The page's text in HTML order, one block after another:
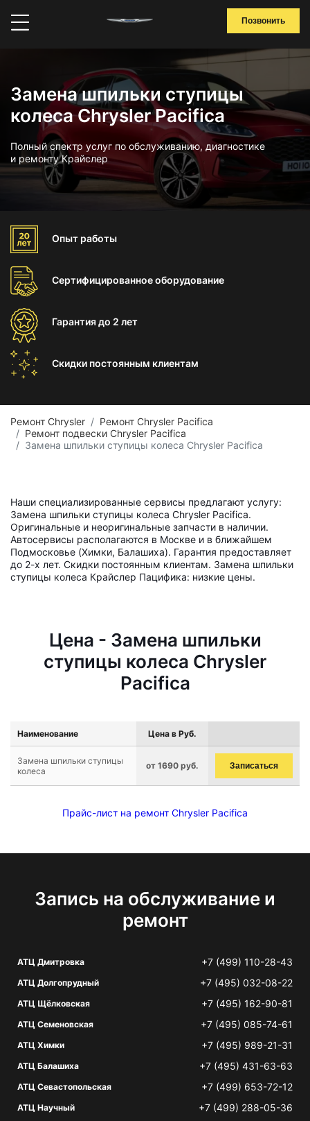
Позвонить
Замена шпильки ступицы
колеса Chrysler Pacifica
Полный спектр услуг по обслуживанию, диагностике
и ремонту Крайслер
Опыт работы
Сертифицированноеоборудование
Гарантиядо 2 лет
Скидки постоянным клиентам
Ремонт Chrysler
Ремонт Chrysler Pacifica
Ремонт подвески Chrysler Pacifica
Замена шпильки ступицы колеса Chrysler Pacifica
Наши специализированные сервисы предлагают услугу:
Замена шпильки ступицы колеса Chrysler Pacifica.
Оригинальные и неоригинальные запчасти в наличии.
Автосервисы располагаются в Москве и в ближайшем
Подмосковье (Химки, Балашиха). Гарантия предоставляет
до 2-х лет. Скидки постоянным клиентам. Замена шпильки
ступицы колеса Крайслер Пацифика: низкие цены.
Цена - Замена шпильки
ступицы колеса Chrysler
Pacifica
Наименование Цена в Руб.
Замена шпильки ступицы
колеса
от 1690 руб. Записаться
Прайс-лист на ремонт Chrysler Pacifica
Запись на обслуживание и
ремонт
АТЦ Дмитровка +7 (499) 110-28-43
АТЦ Долгопрудный +7 (495) 032-08-22
АТЦ Щёлковская +7 (495) 162-90-81
АТЦ Семеновская +7 (495) 085-74-61
АТЦ Химки +7 (495) 989-21-31
АТЦ Балашиха +7 (495) 431-63-63
АТЦ Севастопольская +7 (499) 653-72-12
АТЦ Научный +7 (499) 288-05-36